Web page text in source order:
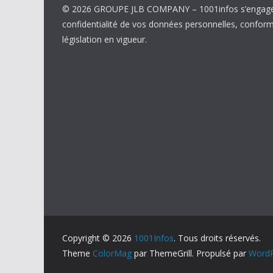
© 2026 GROUPE JLB COMPANY – 1001infos
confidentialité de vos données personnelles,
législation en vigueur.
Copyright © 2026 1001Infos. Tous droits réservés.
Theme ColorMag par ThemeGrill. Propulsé par